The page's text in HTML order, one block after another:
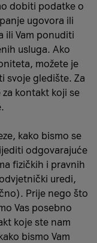
dobiti podatke o
ugovora ili
ili Vam ponuditi
usluga. Ako
možete je
svoje gledište. Za
kontakt koji se
kako bismo se
odgovarajuće
fizičkih i pravnih
uredi,
Prije nego što
Vas posebno
koje ste nam
bismo Vam